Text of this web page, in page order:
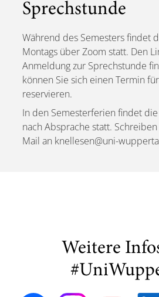
Sprechstunde
Während des Semesters findet
Montags über Zoom statt. Den
Anmeldung zur Sprechstunde
können Sie sich einen Termin
reservieren.
In den Semesterferien findet
nach Absprache statt.
Mail an knellesen@uni-
Weitere